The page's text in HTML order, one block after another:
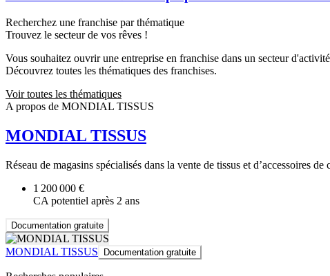
Recherchez une franchise par thématique
Trouvez le secteur de vos rêves !
Vous souhaitez ouvrir une entreprise en franchise dans un secteur
Découvrez toutes les thématiques des franchises.
Voir toutes les thématiques
A propos de MONDIAL TISSUS
MONDIAL TISSUS
Réseau de magasins spécialisés dans la vente de tissus et d’accessoires de
1 200 000 €
CA potentiel après 2 ans
Documentation gratuite
MONDIAL TISSUS Documentation gratuite